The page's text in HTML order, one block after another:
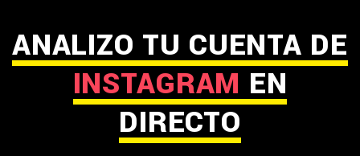
ANALIZO TU CUENTA DE
INSTAGRAM EN
DIRECTO